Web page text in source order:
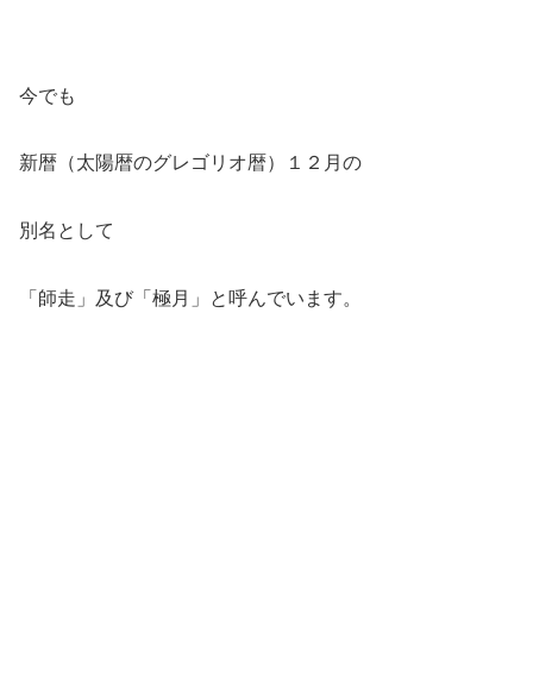
今でも
新暦（太陽暦のグレゴリオ暦）１２月の
別名として
「師走」及び「極月」と呼んでいます。